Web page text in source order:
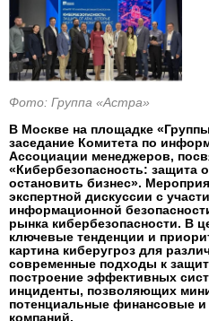
Фото: Группа «Астра»
В Москве на площадке
заседание Комитета по
Ассоциации менеджеров,
«Кибербезопасность: защита
остановить бизнес».
экспертной дискуссии с
информационной
рынка кибербезопасности. В
ключевые тенденции и
картина киберугроз для
современные подходы к
построение эффективных
инциденты, позволяющих
потенциальные финансовые
компаний.